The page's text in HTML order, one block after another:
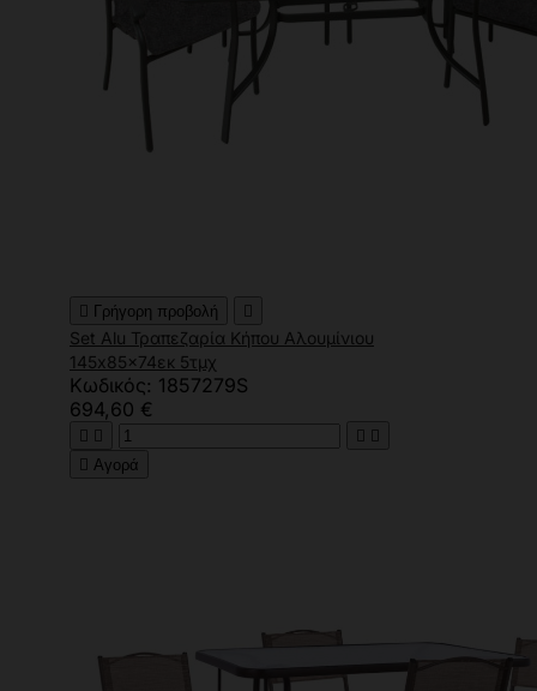
 Γρήγορη προβολή 
Set Alu Τραπεζαρία Κήπου Αλουμίνιου
145x85x74εκ 5τμχ
Κωδικός: 1857279S
694,60 €
   
 Αγορά